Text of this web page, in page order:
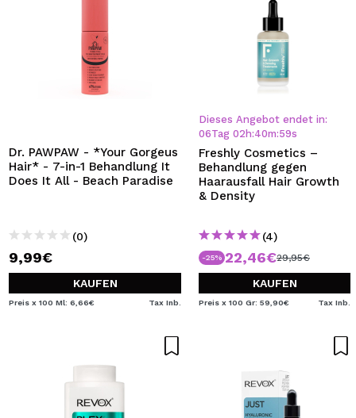
Dr. PAWPAW - *Your Gorgeus
Hair* - 7-in-1 Behandlung It
Does It All - Beach Paradise
(0)
9,99€
KAUFEN
Preis x 100 Ml: 6,66€ Tax Inb.
Dieses Angebot endet in:
06Tag 02 h:40m:58s
Freshly Cosmetics –
Behandlung gegen
Haarausfall Hair Growth
& Density
(4)
-25% 22,46€29,95€
KAUFEN
Preis x 100 Gr: 59,90€ Tax Inb.